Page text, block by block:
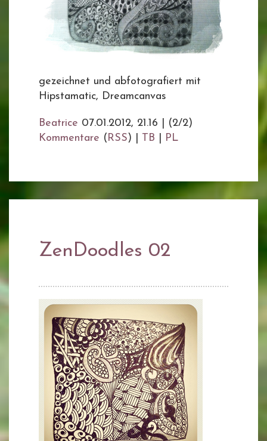
gezeichnet und abfotografiert mit
Hipstamatic, Dreamcanvas
Beatrice 07.01.2012, 21.16
(2/2)
Kommentare (RSS) | TB PL
ZenDoodles 02